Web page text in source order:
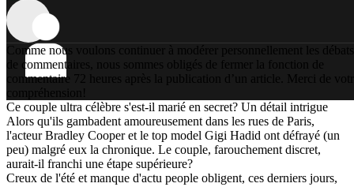
Comme nous voulons continuer à modérer personnellement les débats
de commentaires, nous sommes obligés de fermer la fonction de
commentaire 72 heures après la publication d’un article. Merci de
compréhension!
Ce couple ultra célèbre s'est-il marié en secret? Un détail intrigue
Alors qu'ils gambadent amoureusement dans les rues de Paris,
l'acteur Bradley Cooper et le top model Gigi Hadid ont défrayé (un
peu) malgré eux la chronique. Le couple, farouchement discret,
aurait-il franchi une étape supérieure?
Creux de l'été et manque d'actu people obligent, ces derniers jours,